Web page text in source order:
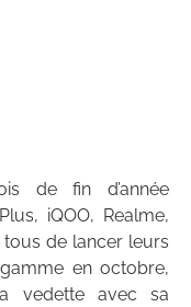
de fin d’année
iQOO, Realme,
de lancer leurs
en octobre,
vedette avec sa